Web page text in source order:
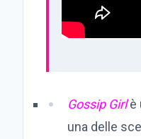
Gossip Girl è
una delle